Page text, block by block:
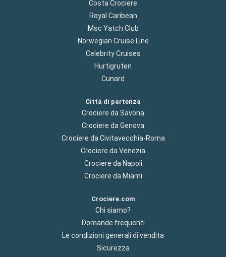
Costa Crociere
Royal Caribean
Msc Yatch Club
Norwegian Cruise Line
Celebrity Cruises
Hurtigruten
Cunard
Città di partenza
Crociere da Savona
Crociere da Genova
Crociere da Civitavecchia-Roma
Crociere da Venezia
Crociere da Napoli
Crociere da Miami
Crociere.com
Chi siamo?
Domande frequenti
Le condizioni generali di vendita
Sicurezza